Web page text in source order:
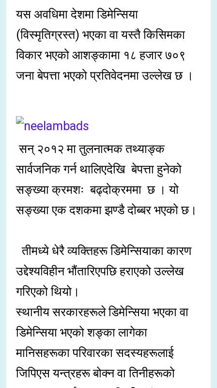
यस अवधिमा देशमा डिमेन्सिया
(विस्मृतिग्रस्त) भएका वा यस्तै किसिमका
विकार भएको आशङ्कामा १८ हजार ७०९
जना बेपत्ता भएको प्रतिवेदनमा उल्लेख छ ।
सन् २०१२ मा तुलनात्मक तथ्याङ्क
सार्वजनिक गर्न थालिएदेखि बेपत्ता हुनेको
सङ्ख्या क्रमशः बढ्दोक्रममा छ । यो
सङ्ख्या एक दशकमा झण्डै दोब्बर भएको छ।
तीमध्ये धेरै व्यक्तिहरू डिमेन्सियाका कारण
उद्देश्यविहीन भौंतारिएपछि हराएको उल्लेख
गरिएको थियो।
स्थानीय सरकारहरूले डिमेन्सिया भएका वा
डिमेन्सिया भएको शङ्का लागेका
मानिसहरूका परिवारका सदस्यहरूलाई
जिपिएस यन्त्रहरू बोक्न वा तिनीहरूको